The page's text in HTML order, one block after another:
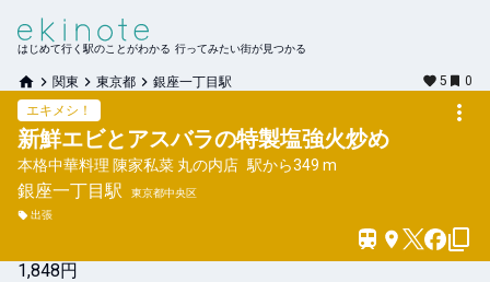
はじめて行く駅のことがわかる 行ってみたい街が見つかる
関東 東京都 銀座一丁目駅 5
0
エキメシ！
新鮮エビとアスバラの特製塩強火炒め
本格中華料理 陳家私菜 丸の内店 駅から349 m
銀座一丁目駅
東京都中央区
出張
1,848円